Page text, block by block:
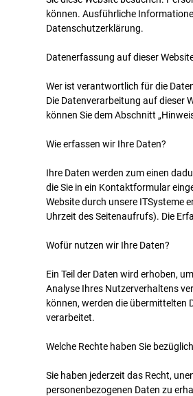
können. Ausführliche
Datenschutzerklärung.
Datenerfassung auf dieser
Wer ist verantwortlich für die
Die Datenverarbeitung auf dieser
können Sie dem Abschnitt
Wie erfassen wir Ihre Daten?
Ihre Daten werden zum einen
die Sie in ein Kontaktformular
Website durch unsere ITSysteme
Uhrzeit des Seitenaufrufs). Die
Wofür nutzen wir Ihre Daten?
Ein Teil der Daten wird erhoben,
Analyse Ihres Nutzerverhaltens
können, werden die
verarbeitet.
Welche Rechte haben Sie
Sie haben jederzeit das Recht,
personenbezogenen Daten zu